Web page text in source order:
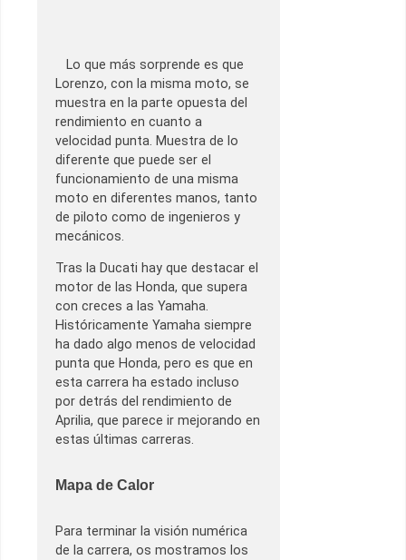
Lo que más sorprende es que
Lorenzo, con la misma moto, se
muestra en la parte opuesta del
rendimiento en cuanto a
velocidad punta. Muestra de lo
diferente que puede ser el
funcionamiento de una misma
moto en diferentes manos, tanto
de piloto como de ingenieros y
mecánicos.
Tras la Ducati hay que destacar el
motor de las Honda, que supera
con creces a las Yamaha.
Históricamente Yamaha siempre
ha dado algo menos de velocidad
punta que Honda, pero es que en
esta carrera ha estado incluso
por detrás del rendimiento de
Aprilia, que parece ir mejorando en
estas últimas carreras.
Mapa de Calor
Para terminar la visión numérica
de la carrera, os mostramos los